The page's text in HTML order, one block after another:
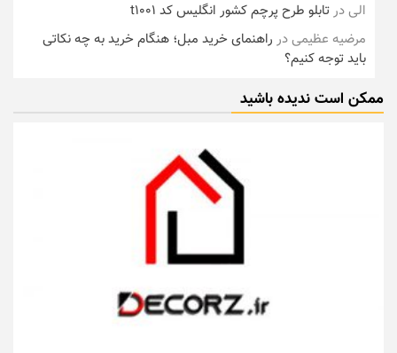
الیدرتابلو طرح پرچم کشور انگلیس کد t1001
مرضیه عظیمیدر راهنمای خرید مبل؛ هنگام خرید به چه نکاتی
باید توجه کنیم؟
ممکن است ندیده باشید